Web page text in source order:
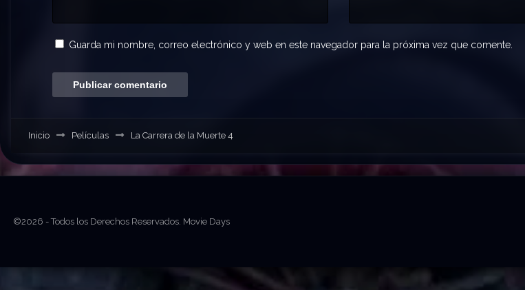
Guarda mi nombre, correo electrónico y web en este navegador para la próxima vez que comente.
Inicio Películas La Carrera de la Muerte 4
©2026 - Todos los Derechos Reservados. Movie Days